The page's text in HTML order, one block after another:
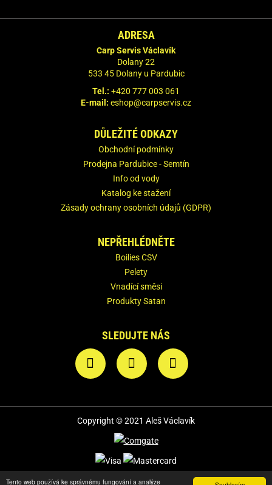
Tento web používá ke správnému fungování a analýze
ADRESA
Carp Servis Václavík
Dolany 22
533 45 Dolany u Pardubic
Tel.: +420 777 003 061
E-mail: eshop@carpservis.cz
DŮLEŽITÉ ODKAZY
Obchodní podmínky
Prodejna Pardubice - Semtín
Info od vody
Katalog ke stažení
Zásady ochrany osobních údajů (GDPR)
NEPŘEHLÉDNĚTE
Boilies CSV
Pelety
Vnadící směsi
Produkty Satan
SLEDUJTE NÁS
Copyright © 2021 Aleš Václavík